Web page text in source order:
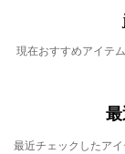
現在おすすめアイテ
最近チェックしたアイ